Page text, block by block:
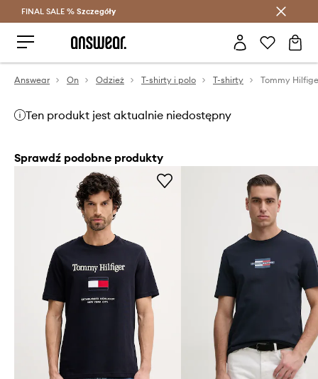
Oszczędzaj z Answear Club >
FINAL SALE % Szczegóły
Answear On Odzież T-shirty i polo T-shirty Tommy
Ten produkt jest aktualnie niedostępny
Sprawdź podobne produkty